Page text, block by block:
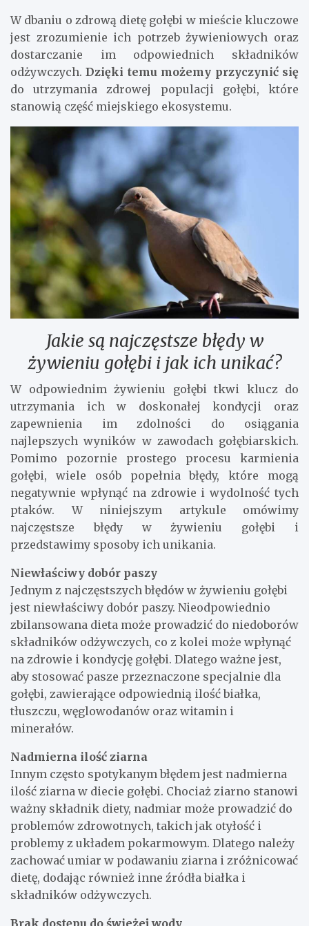
W dbaniu o zdrową dietę gołębi w mieście kluczowe
jest zrozumienie ich potrzeb żywieniowych oraz
dostarczanie im odpowiednich składników
odżywczych.Dzięki temu możemy przyczynić się
do utrzymania zdrowej populacji gołębi, które
stanowią część miejskiego ekosystemu.
Jakie są najczęstsze błędy w
żywieniu gołębi i jak ich unikać?
W odpowiednim żywieniu gołębi tkwi klucz do
utrzymania ich w doskonałej kondycji oraz
zapewnienia im zdolności do osiągania
najlepszych wyników w zawodach gołębiarskich.
Pomimo pozornie prostego procesu karmienia
gołębi, wiele osób popełnia błędy, które mogą
negatywnie wpłynąć na zdrowie i wydolność tych
ptaków. W niniejszym artykule omówimy
najczęstsze błędy w żywieniu gołębi i
przedstawimy sposoby ich unikania.
Niewłaściwy dobór paszy
Jednym z najczęstszych błędów w żywieniu gołębi
jest niewłaściwy dobór paszy. Nieodpowiednio
zbilansowana dieta może prowadzić do niedoborów
składników odżywczych, co z kolei może wpłynąć
na zdrowie i kondycję gołębi. Dlatego ważne jest,
aby stosować pasze przeznaczone specjalnie dla
gołębi, zawierające odpowiednią ilość białka,
tłuszczu, węglowodanów oraz witamin i
minerałów.
Nadmierna ilość ziarna
Innym często spotykanym błędem jest nadmierna
ilość ziarna w diecie gołębi. Chociaż ziarno stanowi
ważny składnik diety, nadmiar może prowadzić do
problemów zdrowotnych, takich jak otyłość i
problemy z układem pokarmowym. Dlatego należy
zachować umiar w podawaniu ziarna i zróżnicować
dietę, dodając również inne źródła białka i
składników odżywczych.
Brak dostępu do świeżej wody